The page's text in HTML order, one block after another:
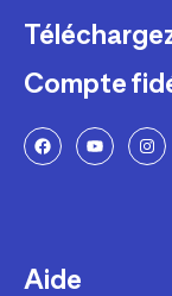
Compte
Aide